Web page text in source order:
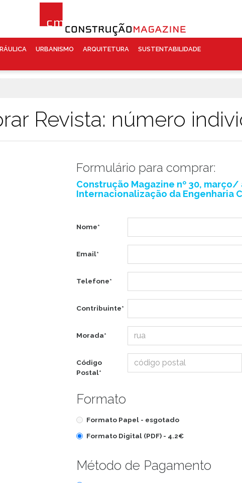
URBANISMO ARQUITETURA SUSTENTABILIDADE
Revista: número
Formulário para comprar:
Construção Magazine nº 30, março/
Internacionalização da Engenharia
Nome*
Email*
Telefone*
Contribuinte*
Morada*
Código
Postal*
Formato
Formato Papel - esgotado
Formato Digital (PDF) - 4.2€
Método de Pagamento